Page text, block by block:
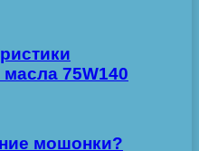
75W140
мошонки?